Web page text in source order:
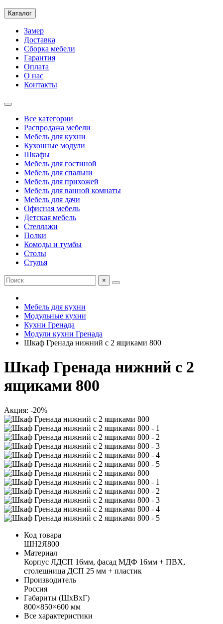
Каталог
Замер
Доставка
Сборка мебели
Гарантия
Оплата
О нас
Контакты
Все категории
Распродажа мебели
Мебель для кухни
Кухонные модули
Шкафы
Мебель для гостиной
Мебель для спальни
Мебель для прихожей
Мебель для ванной комнаты
Мебель для дачи
Офисная мебель
Детская мебель
Стеллажи
Полки
Комоды и тумбы
Столы
Стулья
×
Мебель для кухни
Модульные кухни
Кухни Гренада
Модули кухни Гренада
Шкаф Гренада нижний с 2 ящиками 800
Шкаф Гренада нижний с 2
ящиками 800
Акция: -20%
Код товара
ШН2Я800
Материал
Корпус ЛДСП 16мм, фасад МДФ 16мм + ПВХ,
столешница ДСП 25 мм + пластик
Производитель
Россия
Габариты (ШхВхГ)
800×850×600 мм
Все характеристики